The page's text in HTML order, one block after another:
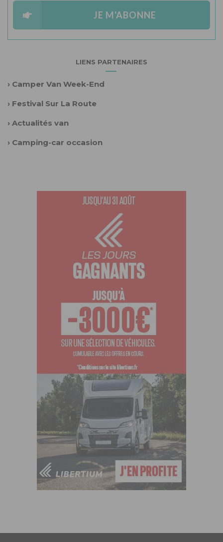
JE M'ABONNE
LIENS PARTENAIRES
› Camper Van Week-End
› Festival Sur La Route
› Actualités van
› Camping-car occasion